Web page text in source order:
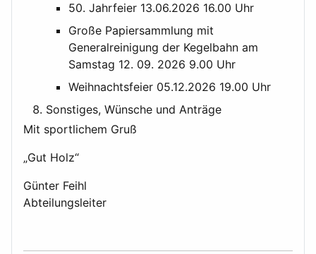
50. Jahrfeier 13.06.2026 16.00 Uhr
Große Papiersammlung mit
Generalreinigung der Kegelbahn am
Samstag 12. 09. 2026 9.00 Uhr
Weihnachtsfeier 05.12.2026 19.00 Uhr
Sonstiges, Wünsche und Anträge
Mit sportlichem Gruß
„Gut Holz“
Günter Feihl
Abteilungsleiter